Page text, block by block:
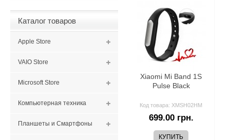
Каталог товаров
Apple Store
VAIO Store
Microsoft Store
Компьютерная техника
Планшеты и Смартфоны
Xiaomi Mi Band 1S
Pulse Black
Код товара: XMSH02HM
699.00 грн.